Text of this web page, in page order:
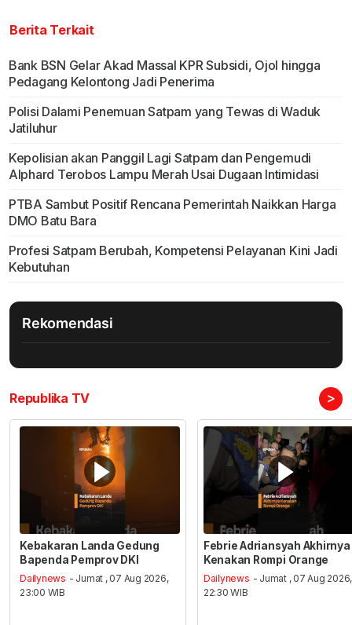
Berita Terkait
Bank BSN Gelar Akad Massal KPR Subsidi, Ojol hingga
Pedagang Kelontong Jadi Penerima
Polisi Dalami Penemuan Satpam yang Tewas di Waduk
Jatiluhur
Kepolisian akan Panggil Lagi Satpam dan Pengemudi
Alphard Terobos Lampu Merah Usai Dugaan Intimidasi
PTBA Sambut Positif Rencana Pemerintah Naikkan Harga
DMO Batu Bara
Profesi Satpam Berubah, Kompetensi Pelayanan Kini Jadi
Kebutuhan
Rekomendasi
Republika TV >
Kebakaran Landa Gedung
Bapenda Pemprov DKI
Dailynews - Jumat , 07 Aug 2026,
23:00 WIB
Febrie Adriansyah Akhirnya
Kenakan Rompi Orange
Dailynews - Jumat , 07 Aug 2026,
22:30 WIB